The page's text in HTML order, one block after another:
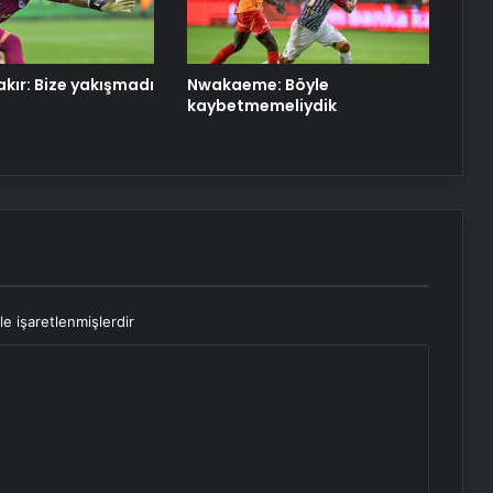
Bize yakışmadı
Nwakaeme: Böyle
kaybetmemeliydik
işaretlenmişlerdir